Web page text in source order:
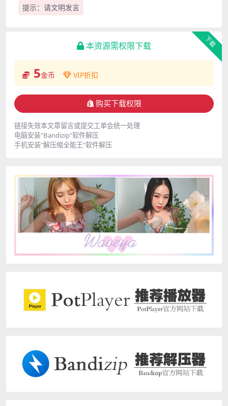
提示：请文明发言
下载
本资源需权限下载
5金币 VIP折扣
购买下载权限
链接失效本文章留言或提交工单会统一处理
电脑安装"Bandizip"软件解压
手机安装"解压缩全能王"软件解压